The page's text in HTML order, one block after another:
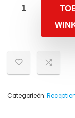
Categorieën: